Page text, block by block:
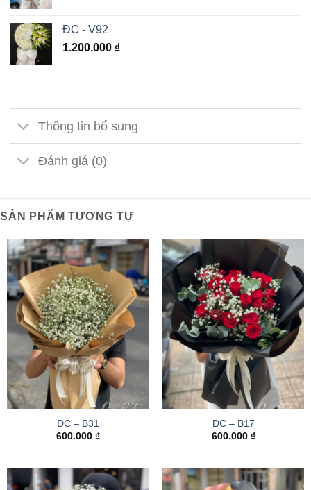
ĐC - V92
1.200.000 ₫
Thông tin bổ sung
Đánh giá (0)
SẢN PHẨM TƯƠNG TỰ
ĐC – B31
600.000 ₫
ĐC – B17
600.000 ₫